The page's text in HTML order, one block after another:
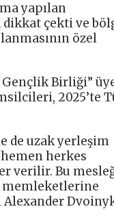
yapılan
çekti ve
özel
Gençlik Birliği”
2025’te
de uzak yerleşim
herkes
verilir. Bu
memleketlerine
Alexander